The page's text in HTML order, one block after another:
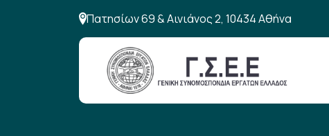
Πατησίων 69 & Αινιάνος 2, 10434 Αθήνα